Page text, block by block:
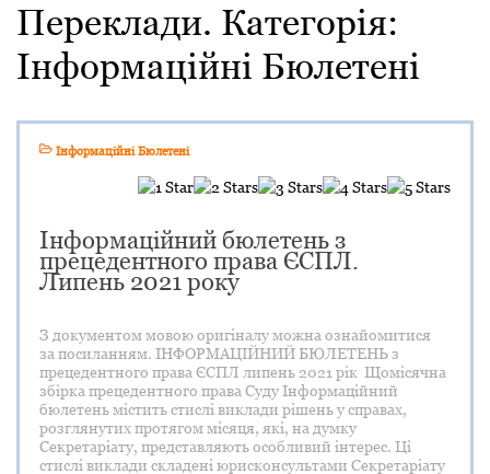
Переклади. Категорія:
Інформаційні Бюлетені
Інформаційні Бюлетені
Інформаційний бюлетень з
прецедентного права ЄСПЛ.
Липень 2021 року
З документом мовою оригіналу можна ознайомитися
за посиланням. ІНФОРМАЦІЙНИЙ БЮЛЕТЕНЬ з
прецедентного права ЄСПЛ липень 2021 рік Щомісячна
збірка прецедентного права Суду Інформаційний
бюлетень містить стислі виклади рішень у справах,
розглянутих протягом місяця, які, на думку
Секретаріату, представляють особливий інтерес. Ці
стислі виклади складені юрисконсультами Секретаріату